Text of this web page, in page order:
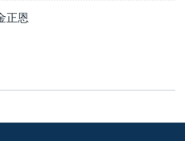
正恩